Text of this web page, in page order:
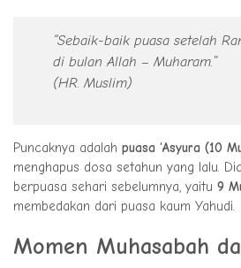
“Sebaik-baik puasa setelah
di bulan Allah – Muharam.”
(HR. Muslim)
Puncaknya adalah puasa ‘Asyura (10
menghapus dosa setahun yang lalu.
berpuasa sehari sebelumnya, yaitu 9
membedakan dari puasa kaum Yahudi.
Momen Muhasabah